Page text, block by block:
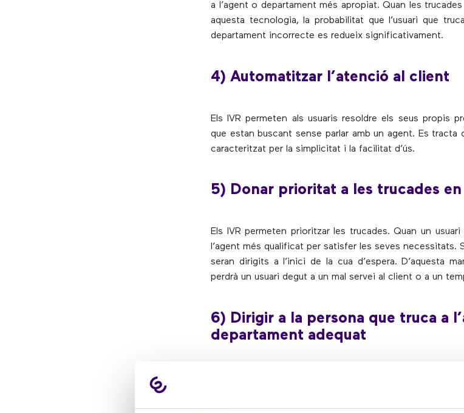
a l’agent o departament més apropiat. Quan les
aquesta tecnologia, la probabilitat que l’usuari que
departament incorrecte es redueix significativament.
4) Automatitzar l’atenció al client
Els IVR permeten als usuaris resoldre els seus propis
que estan buscant sense parlar amb un agent. Es tracta
caracteritzat per la simplicitat i la facilitat d’ús.
5) Donar prioritat a les trucades
Els IVR permeten prioritzar les trucades. Quan un usuari
l’agent més qualificat per satisfer les seves
seran dirigits a l’inici de la cua d’espera. D’aquesta
perdrà un usuari degut a un mal servei al client o a un
6) Dirigir a la persona que truca a
departament adequat
efectiva.